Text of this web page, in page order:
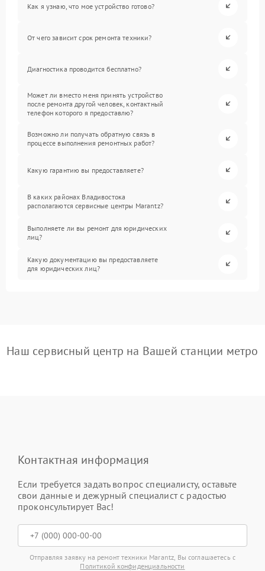
Как я узнаю, что мое устройство готово?
От чего зависит срок ремонта техники?
Диагностика проводится бесплатно?
Может ли вместо меня принять устройство
после ремонта другой человек, контактный
телефон которого я предоставлю?
Возможно ли получать обратную связь в
процессе выполнения ремонтных работ?
Какую гарантию вы предоставляете?
В каких районах Владивостока
располагаются сервисные центры Marantz?
Выполняете ли вы ремонт для юридических
лиц?
Какую документацию вы предоставляете
для юридических лиц?
Наш сервисный центр на Вашей станции метро
Контактная информация
Если требуется задать вопрос специалисту, оставьте
свои данные и дежурный специалист с радостью
проконсультирует Вас!
Отправляя заявку на ремонт техники Marantz, Вы соглашаетесь с
Политикой конфиденциальности